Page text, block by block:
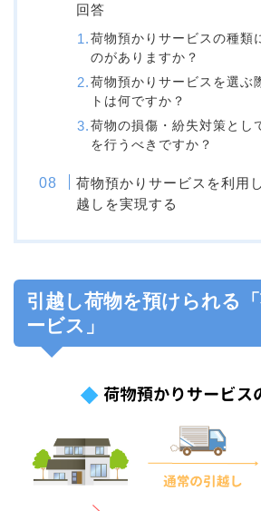
回答
荷物預かりサービスの種類
のがありますか？
荷物預かりサービスを選ぶ
トは何ですか？
荷物の損傷・紛失対策とし
を行うべきですか？
荷物預かりサービスを利用
越しを実現する
引越し荷物を預けられる
ービス」